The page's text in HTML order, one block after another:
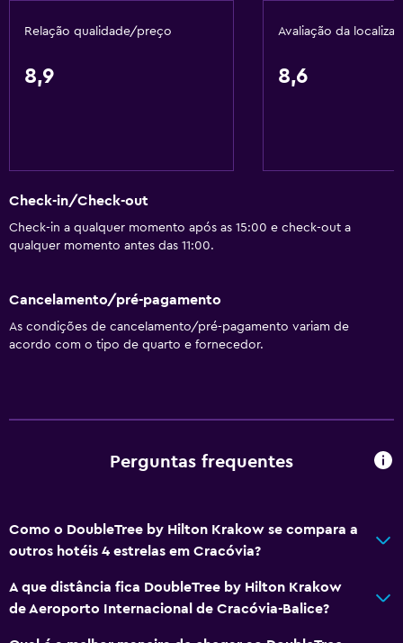
Animais permitidos consoante solicitado. Pode ter custos
Acessível
Quarto para não fumadores
Lavatório mais baixo no WC
WC com barras de apoio
Wi-Fi disponível em todas as áreas
Detetores de fumo
Minibar
Relação qualidade/preço
8,9
Avaliação da
8,6
Check-in/Check-out
Check-in a qualquer momento após as 15:00 e check-out a
qualquer momento antes das 11:00.
Cancelamento/pré-pagamento
As condições de cancelamento/pré-pagamento variam de
acordo com o tipo de quarto e fornecedor.
Perguntas frequentes
Como o DoubleTree by Hilton Krakow se compara a
outros hotéis 4 estrelas em Cracóvia?
A que distância fica DoubleTree by Hilton Krakow
de Aeroporto Internacional de Cracóvia-Balice?